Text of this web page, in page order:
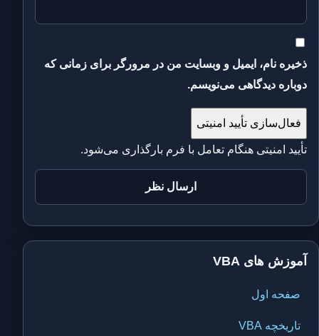
ذخیره نام، ایمیل و وبسایت من در مرورگر برای زمانی که
دوباره دیدگاهی می‌نویسم.
فعال‌سازی تأیید امنیتی
تأیید امنیتی هنگام تعامل با فرم بارگذاری می‌شود.
آموزش های VBA
صفحه اول
تاریخچه VBA